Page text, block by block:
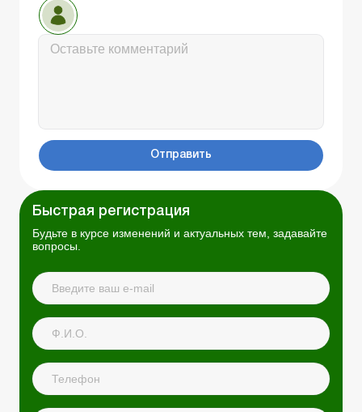
Отправить
Быстрая регистрация
Будьте в курсе изменений и актуальных тем, задавайте
вопросы.